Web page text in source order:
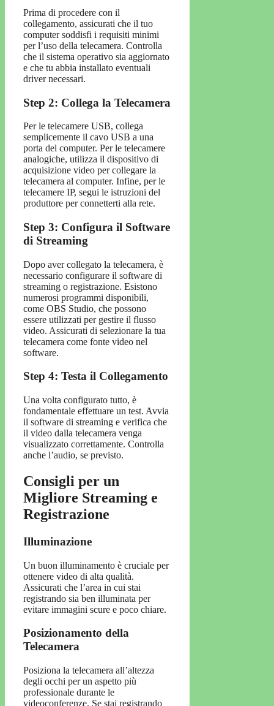
Prima di procedere con il
collegamento, assicurati che il tuo
computer soddisfi i requisiti minimi
per l’uso della telecamera. Controlla
che il sistema operativo sia aggiornato
e che tu abbia installato eventuali
driver necessari.
Step 2: Collega la Telecamera
Per le telecamere USB, collega
semplicemente il cavo USB a una
porta del computer. Per le telecamere
analogiche, utilizza il dispositivo di
acquisizione video per collegare la
telecamera al computer. Infine, per le
telecamere IP, segui le istruzioni del
produttore per connetterti alla rete.
Step 3: Configura il Software
di Streaming
Dopo aver collegato la telecamera, è
necessario configurare il software di
streaming o registrazione. Esistono
numerosi programmi disponibili,
come OBS Studio, che possono
essere utilizzati per gestire il flusso
video. Assicurati di selezionare la tua
telecamera come fonte video nel
software.
Step 4: Testa il Collegamento
Una volta configurato tutto, è
fondamentale effettuare un test. Avvia
il software di streaming e verifica che
il video dalla telecamera venga
visualizzato correttamente. Controlla
anche l’audio, se previsto.
Consigli per un
Migliore Streaming e
Registrazione
Illuminazione
Un buon illuminamento è cruciale per
ottenere video di alta qualità.
Assicurati che l’area in cui stai
registrando sia ben illuminata per
evitare immagini scure e poco chiare.
Posizionamento della
Telecamera
Posiziona la telecamera all’altezza
degli occhi per un aspetto più
professionale durante le
videoconferenze. Se stai registrando